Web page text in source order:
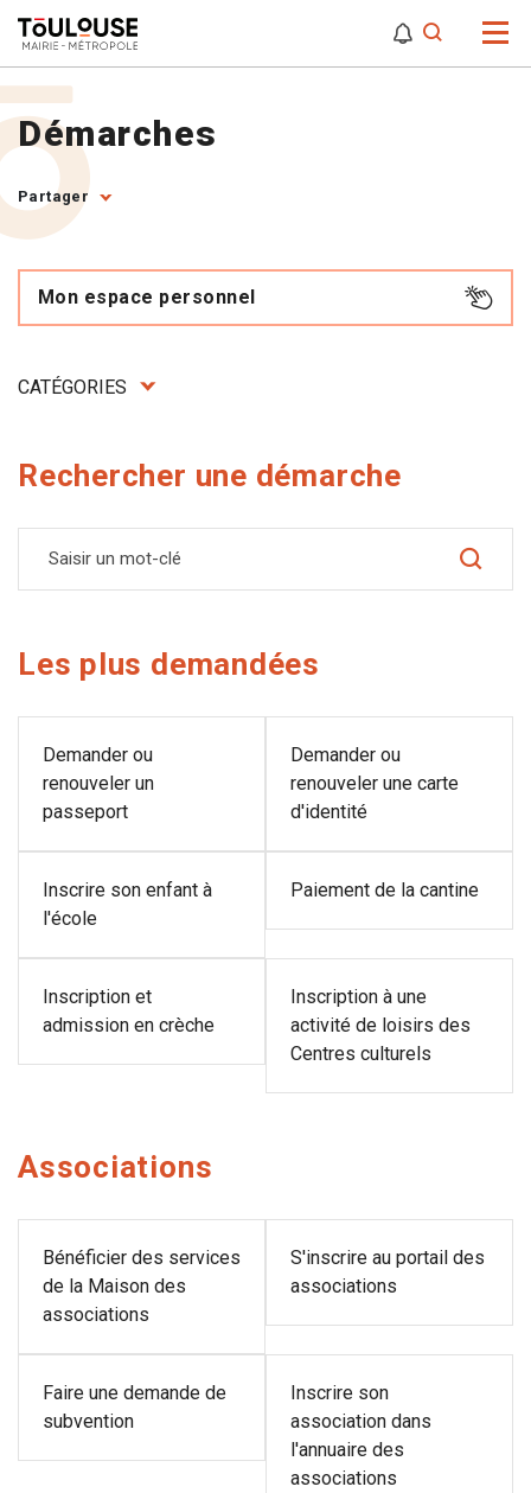
Démarches
Partager
Mon espace personnel
CATÉGORIES
Rechercher une démarche
Les plus demandées
Demander ou
renouveler un
passeport
Demander ou
renouveler une carte
d'identité
Inscrire son enfant à
l'école
Paiement de la cantine
Inscription et
admission en crèche
Inscription à une
activité de loisirs des
Centres culturels
Associations
Bénéficier des services
de la Maison des
associations
S'inscrire au portail des
associations
Faire une demande de
subvention
Inscrire son
association dans
l'annuaire des
associations